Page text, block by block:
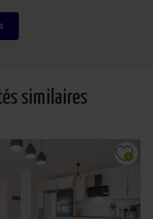
similaires